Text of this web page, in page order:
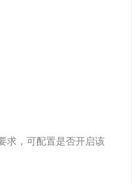
求，可配置是否开启该